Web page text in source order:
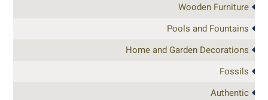
Wooden Furniture
Pools and Fountains
Home and Garden Decorations
Fossils
Authentic